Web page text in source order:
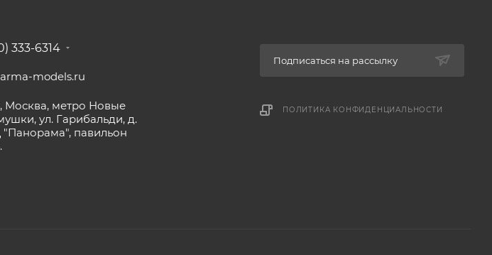
333-6314
models.ru
Москва, метро Новые
ул. Гарибальди, д.
"Панорама", павильон
Подписаться на рассылку
ПОЛИТИКА КОНФИДЕНЦИАЛЬНОСТИ